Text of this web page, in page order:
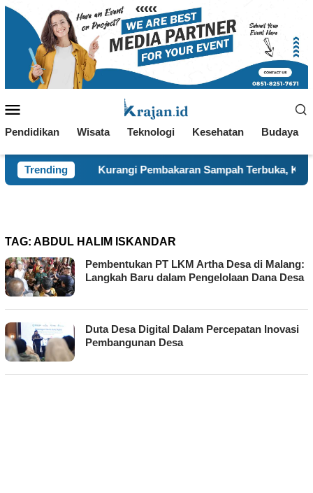
Loncat
Mobile
Pendidikan Wisata Teknologi Kesehatan Budaya
TrendingKurangi Pembakaran Sampah Terbuka, KKN 120
TAG: ABDUL HALIM ISKANDAR
Pembentukan PT LKM Artha Desa di Malang:
Langkah Baru dalam Pengelolaan Dana Desa
Duta Desa Digital Dalam Percepatan Inovasi
Pembangunan Desa